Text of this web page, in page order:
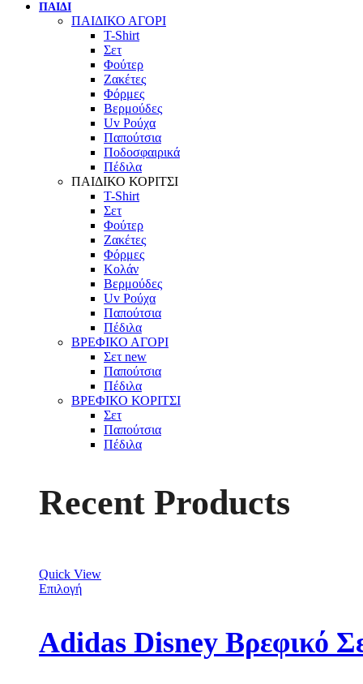
ΠΑΙΔΙ
ΠΑΙΔΙΚΟ ΑΓΟΡΙ
T-Shirt
Σετ
Φούτερ
Ζακέτες
Φόρμες
Βερμούδες
Uv Ρούχα
Παπούτσια
Ποδοσφαιρικά
Πέδιλα
ΠΑΙΔΙΚΟ ΚΟΡΙΤΣΙ
T-Shirt
Σετ
Φούτερ
Ζακέτες
Φόρμες
Κολάν
Βερμούδες
Uv Ρούχα
Παπούτσια
Πέδιλα
ΒΡΕΦΙΚΟ ΑΓΟΡΙ
Σετ new
Παπούτσια
Πέδιλα
ΒΡΕΦΙΚΟ ΚΟΡΙΤΣΙ
Σετ
Παπούτσια
Πέδιλα
Recent Products
Quick View
Επιλογή
Adidas Disney Βρεφικό